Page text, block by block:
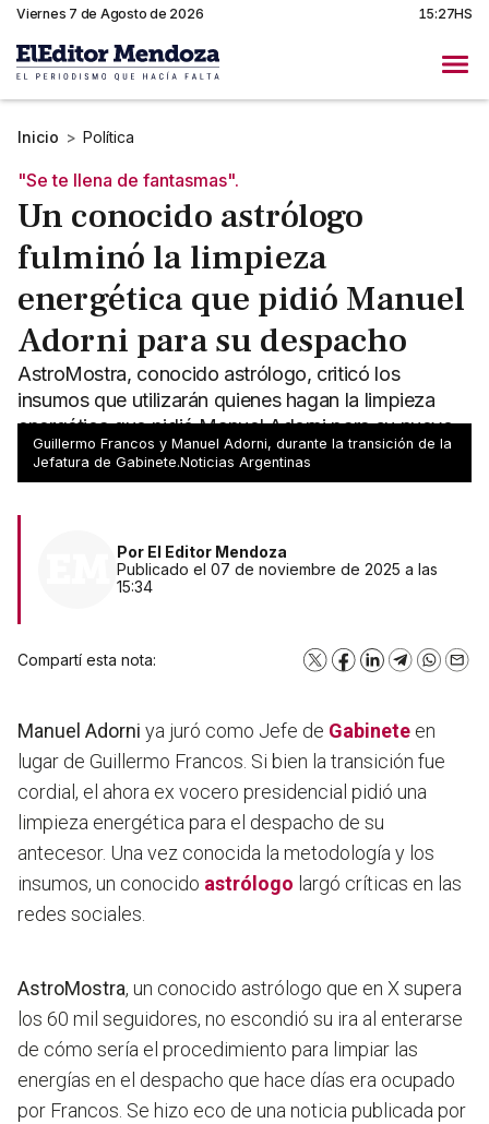
Viernes 7 de Agosto de 2026 15:27HS
Inicio > Política
"Se te llena de fantasmas".
Un conocido astrólogo
fulminó la limpieza
energética que pidió Manuel
Adorni para su despacho
AstroMostra, conocido astrólogo, criticó los
insumos que utilizarán quienes hagan la limpieza
energética que pidió Manuel Adorni para su nuevo
despacho.
Guillermo Francos y Manuel Adorni, durante la transición de la
Jefatura de Gabinete.Noticias Argentinas
Por El Editor Mendoza
Publicado el 07 de noviembre de 2025 a las
15:34
Compartí esta nota: X Facebook
LinkedInTelegram
Manuel Adorni ya juró como Jefe de Gabinete en
lugar de Guillermo Francos. Si bien la transición fue
cordial, el ahora ex vocero presidencial pidió una
limpieza energética para el despacho de su
antecesor. Una vez conocida la metodología y los
insumos, un conocido astrólogo largó críticas en las
redes sociales.
AstroMostra, un conocido astrólogo que en X supera
los 60 mil seguidores, no escondió su ira al enterarse
de cómo sería el procedimiento para limpiar las
energías en el despacho que hace días era ocupado
por Francos. Se hizo eco de una noticia publicada por